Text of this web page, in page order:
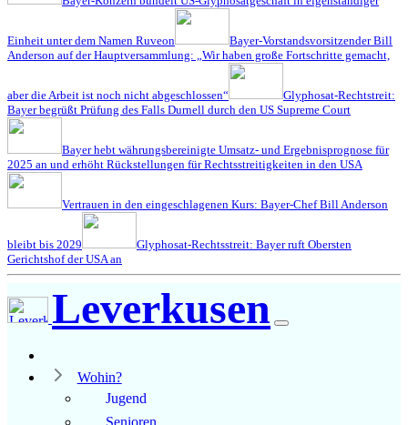
Einheit unter dem Namen Ruveon
Bayer-Vorstandsvorsitzender Bill
Anderson auf der Hauptversammlung: „Wir haben große Fortschritte gemacht,
aber die Arbeit ist noch nicht abgeschlossen“
Glyphosat-Rechtstreit:
Bayer begrüßt Prüfung des Falls Durnell durch den US Supreme Court
Bayer hebt währungsbereinigte Umsatz- und Ergebnisprognose für
2025 an und erhöht Rückstellungen für Rechtsstreitigkeiten in den USA
Vertrauen in den eingeschlagenen Kurs: Bayer-Chef Bill Anderson
bleibt bis 2029
Glyphosat-Rechtsstreit: Bayer ruft Obersten
Gerichtshof der USA an
Leverkusen
Wohin?
Jugend
Senioren